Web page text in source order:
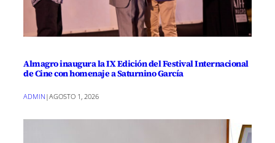
Almagro inaugura la IX Edición del Festival Internacional
de Cine con homenaje a Saturnino García
ADMIN |AGOSTO 1, 2026